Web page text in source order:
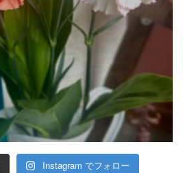
Instagram でフォロー